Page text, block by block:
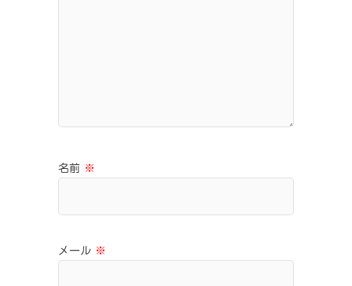
名前 ※
メール ※